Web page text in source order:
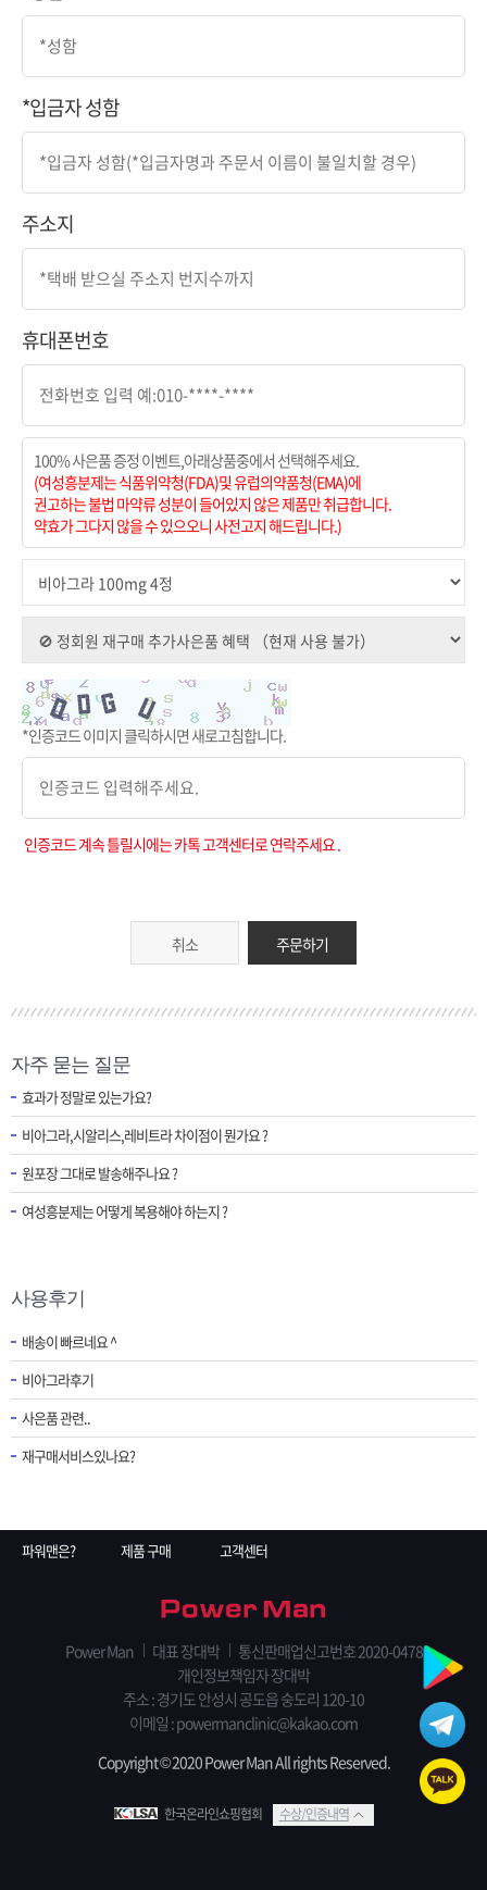
*입금자 성함
주소지
휴대폰번호
100% 사은품 증정 이벤트,아래상품중에서 선택해주세요.
(여성흥분제는 식품위약청(FDA)및 유럽의약품청(EMA)에
권고하는 불법 마약류 성분이 들어있지 않은 제품만 취급합니다.
약효가 그다지 않을 수 있으오니 사전고지 해드립니다.)
*인증코드 이미지 클릭하시면 새로고침합니다.
인증코드 계속 틀릴시에는 카톡 고객센터로 연락주세요 .
취소 주문하기
자주 묻는 질문
효과가 정말로 있는가요?
비아그라,시알리스,레비트라 차이점이 뭔가요 ?
원포장 그대로 발송해주나요 ?
여성흥분제는 어떻게 복용해야 하는지 ?
사용후기
배송이 빠르네요 ^
비아그라후기
사은품 관련..
재구매서비스있나요?
파워맨은? 제품 구매 고객센터
Power Man 대표 장대박
통신판매업신고번호 2020-0478
개인정보책임자 장대박
주소 : 경기도 안성시 공도읍 숭도리 120-10
이메일 : powermanclinic@kakao.com
Copyright © 2020 Power Man All rights Reserved.
한국온라인쇼핑협회 수상/인증내역